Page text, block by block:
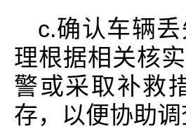
c.确认车辆
理根据相关核
警或采取补救
存，以便协助调